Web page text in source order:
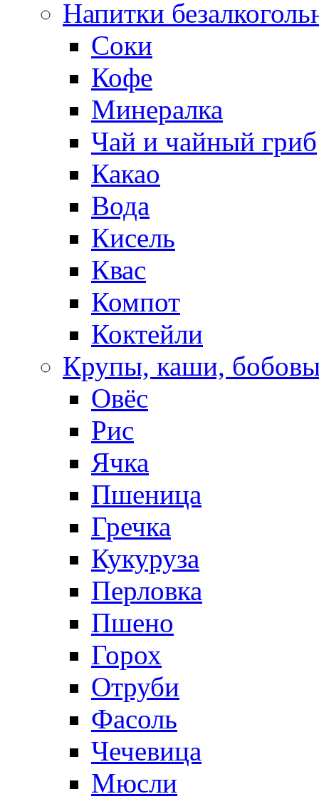
Напитки
Соки
Кофе
Минералка
Чай и чайный гриб
Какао
Вода
Кисель
Квас
Компот
Коктейли
Крупы, каши,
Овёс
Рис
Ячка
Пшеница
Гречка
Кукуруза
Перловка
Пшено
Горох
Отруби
Фасоль
Чечевица
Мюсли